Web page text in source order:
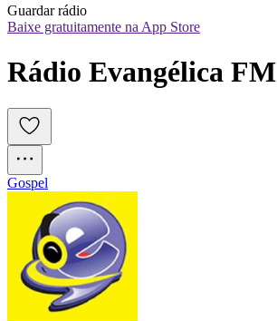
Guardar rádio
Baixe gratuitamente na App Store
Rádio Evangélica FM
Gospel